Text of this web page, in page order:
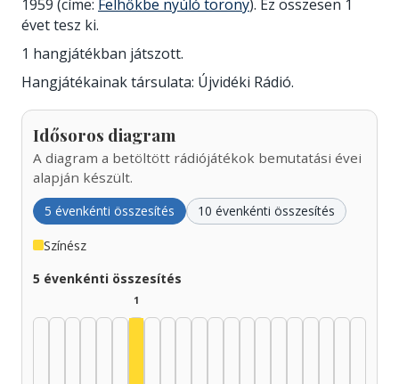
1959 (címe: Felhőkbe nyúló torony). Ez összesen 1
évet tesz ki.
1 hangjátékban játszott.
Hangjátékainak társulata: Újvidéki Rádió.
Idősoros diagram
A diagram a betöltött rádiójátékok bemutatási évei
alapján készült.
5 évenkénti összesítés 10 évenkénti összesítés
Színész
5 évenkénti összesítés
1